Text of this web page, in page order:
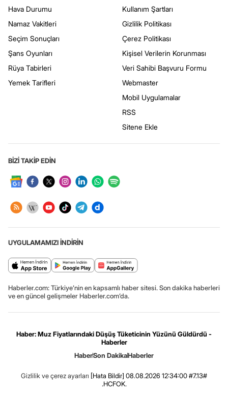
Hava Durumu
Namaz Vakitleri
Seçim Sonuçları
Şans Oyunları
Rüya Tabirleri
Yemek Tarifleri
Kullanım Şartları
Gizlilik Politikası
Çerez Politikası
Kişisel Verilerin Korunması
Veri Sahibi Başvuru Formu
Webmaster
Mobil Uygulamalar
RSS
Sitene Ekle
BİZİ TAKİP EDİN
UYGULAMAMIZI İNDİRİN
Haberler.com: Türkiye’nin en kapsamlı haber sitesi. Son dakika haberleri
ve en güncel gelişmeler Haberler.com’da.
Haber: Muz Fiyatlarındaki Düşüş Tüketicinin Yüzünü Güldürdü -
Haberler
HaberSon DakikaHaberler
Gizlilik ve çerez ayarları [Hata Bildir] 08.08.2026 12:34:00 #7.13#
.HCFOK.